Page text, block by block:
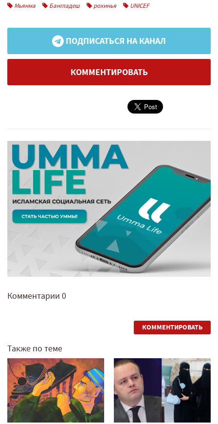
Мьянма Бангладеш рохинья UNICEF
ПОДПИСАТЬСЯ НА КАНАЛ
КОММЕНТИРОВАТЬ
Комментарии 0
КОММЕНТИРОВАТЬ
Также по теме